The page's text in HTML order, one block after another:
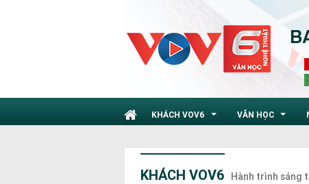
KHÁCH VOV6 VĂN HỌC
KHÁCH VOV6 Hành trình sáng